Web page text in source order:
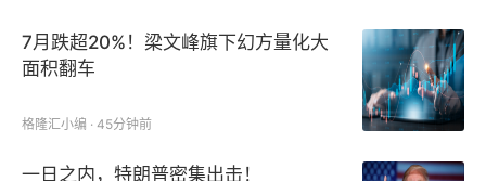
7月跌超20%！梁文峰旗下幻方量化大
面积翻车
格隆汇小编 · 45分钟前
一日之内，特朗普密集出击！